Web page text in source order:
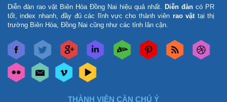
Diễn đàn rao vặt Biên Hòa Đồng Nai hiệu quả nhất. Diễn đàn có PR
tốt, index nhanh, đầy đủ các lĩnh vực cho thành viên rao vặttại thị
trường Biên Hòa, Đồng Nai cũng như các tỉnh lân cận.
THÀNH VIÊN CẦN CHÚ Ý